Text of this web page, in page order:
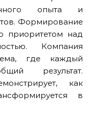
опыта и
Формирование
приоритетом над
Компания
где каждый
результат.
как
в